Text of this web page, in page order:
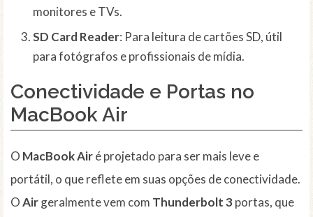
monitores e TVs.
SD Card Reader: Para leitura de cartões SD, útil
para fotógrafos e profissionais de mídia.
Conectividade e Portas no
MacBook Air
O MacBook Airé projetado para ser mais leve e
portátil, o que reflete em suas opções de conectividade.
OAirgeralmente vem com Thunderbolt 3portas, que